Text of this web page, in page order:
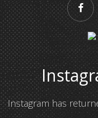
Instagram has